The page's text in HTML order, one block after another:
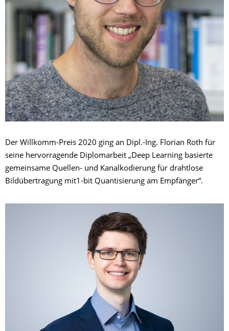
Der Willkomm-Preis 2020 ging an Dipl.-Ing. Florian Roth für
seine hervorragende Diplomarbeit „Deep Learning basierte
gemeinsame Quellen- und Kanalkodierung für drahtlose
Bildübertragung mit1-bit Quantisierung am Empfänger“.